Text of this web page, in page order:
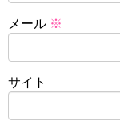
メール ※
サイト